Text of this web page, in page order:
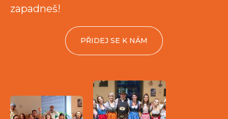
zapadneš!
PŘIDEJ SE K NÁM